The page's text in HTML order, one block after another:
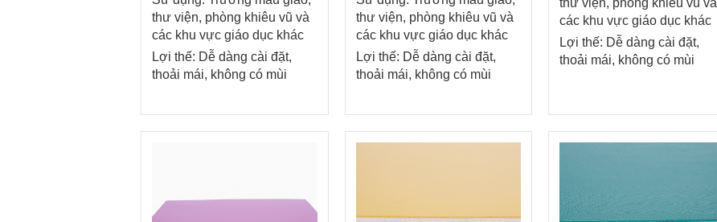
thư viện, phòng khiêu vũ và
các khu vực giáo dục khác
Lợi thế: Dễ dàng cài đặt,
thoải mái, không có mùi
thư viện, phòng khiêu vũ và
các khu vực giáo dục khác
Lợi thế: Dễ dàng cài đặt,
thoải mái, không có mùi
các khu vực giáo dục khác
Lợi thế: Dễ dàng cài đặt,
thoải mái, không có mùi